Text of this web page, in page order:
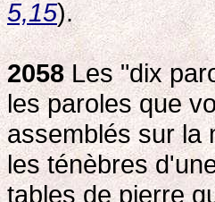
5,15).
2058Les "dix
les paroles que
assemblés sur la
les ténèbres
tables de pierre